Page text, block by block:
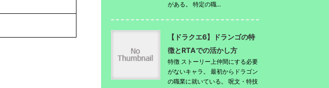
がある。 特定の職...
【ドラクエ6】ドランゴの特
徴とRTAでの活かし方
特徴 ストーリー上仲間にする必要
がないキャラ。 最初からドラゴン
の職業に就いている。 呪文・特技